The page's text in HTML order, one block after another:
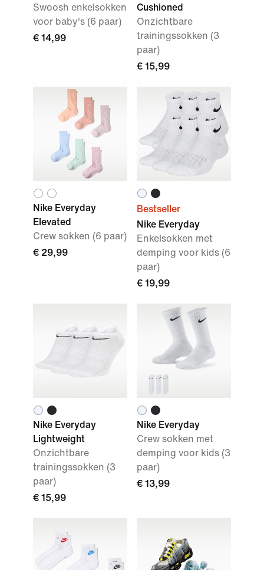
Swoosh enkelsokken
voor baby's (6 paar)
€ 14,99
Cushioned
Onzichtbare
trainingssokken (3
paar)
€ 15,99
Nike Everyday
Elevated
Crew sokken (6 paar)
€ 29,99
Bestseller
Nike Everyday
Enkelsokken met
demping voor kids (6
paar)
€ 19,99
Nike Everyday
Lightweight
Onzichtbare
trainingssokken (3
paar)
€ 15,99
Nike Everyday
Crew sokken met
demping voor kids (3
paar)
€ 13,99